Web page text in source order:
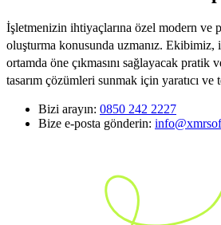
İşletmenizin ihtiyaçlarına özel modern ve
oluşturma konusunda uzmanız.
ortamda öne çıkmasını sağlayacak pratik
tasarım çözümleri sunmak için yaratıcı
Bizi arayın: 0850 242 2227
Bize e-posta gönderin: